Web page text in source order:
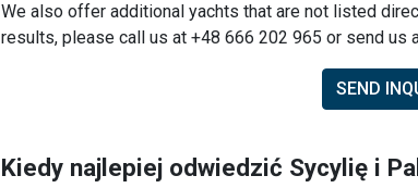
We also offer additional yachts that are not listed
results, please call us at +48 666 202 965 or send us
SEND
Kiedy najlepiej odwiedzić Sycylię i